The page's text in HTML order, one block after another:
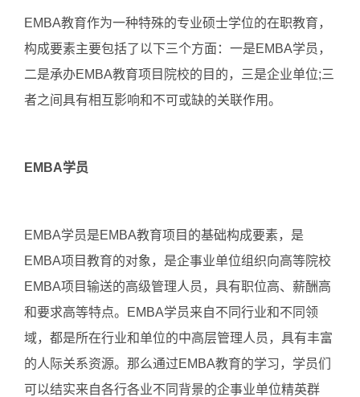
EMBA教育作为一种特殊的专业硕士学位的在职教育，
构成要素主要包括了以下三个方面：一是EMBA学员，
二是承办EMBA教育项目院校的目的，三是企业单位;三
者之间具有相互影响和不可或缺的关联作用。
EMBA学员
EMBA学员是EMBA教育项目的基础构成要素，是
EMBA项目教育的对象，是企事业单位组织向高等院校
EMBA项目输送的高级管理人员，具有职位高、薪酬高
和要求高等特点。EMBA学员来自不同行业和不同领
域，都是所在行业和单位的中高层管理人员，具有丰富
的人际关系资源。那么通过EMBA教育的学习，学员们
可以结实来自各行各业不同背景的企事业单位精英群